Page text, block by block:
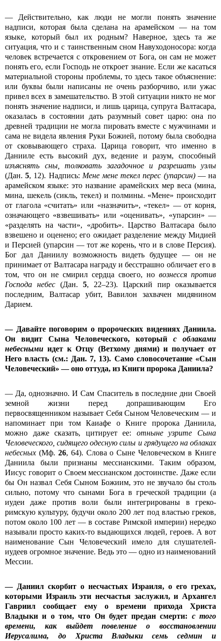
— Действительно, как люди не могли понять значение
надписи, которая была сделана на арамейском — на том
языке, который был их родным? Наверное, здесь та же
ситуация, что и с таинственным сном Навуходоносора: когда
человек встречается с откровением от Бога, он сам не может
понять его, если Господь не откроет знание. Если же касаться
материальной стороны проблемы, то здесь такое объяснение:
или буквы были написаны не очень разборчиво, или ужас
привел всех в замешательство. В этой ситуации никто не мог
понять значение надписи, и лишь царица, супруга Валтасара,
оказалась в состоянии дать разумный совет царю: она по
древней традиции не могла пировать вместе с мужчинами и
сама не видела явления Руки Божией, потому была свободна
от сковывающего страха. Царица говорит, что именно в
Данииле есть высокий дух, ведение и разум, способный
изъяснять сны, толковать загадочное и разрешать узлы
(Дан.5, 12). Надпись: Мене мене текел перес (упарсин)— на
арамейском языке: это название арамейских мер веса (мина,
мина, шекель (сикль, текел) и полмины. «Мене» происходит
от глагола «считать» или «назначить», «текел» — от корня,
означающего «взвешивать» или «оценивать», «упарсин» —
«разделять на части», «дробить». Царство Валтасара было
взвешено и оценено; его ожидает разделение между Мидией
и Персией (упарсин — тот же корень, что и в слове Персия).
Бог дал Даниилу возможность видеть будущее — он не
принимает от Валтасара награду и бесстрашно обличает его в
том, что он не смирил сердца своего, но вознесся против
Господа небес (Дан. 5, 22–23). Царский пир оказывается
последним, Валтасар убит, Вавилон захвачен мидянином
Дарием.
— Давайте поговорим о пророческих видениях Даниила.
Он видит Сына Человеческого, который с облаками
небесными идет к Отцу (Ветхому днями) и получает от
Него власть (см.: Дан. 7, 13). Само словосочетание «Сын
Человеческий» — оно оттуда, из Книги пророка Даниила?
— Да, однозначно. И Сам Спаситель в последние дни Своей
земной жизни перед допрашивающим Его
первосвященником называет Себя Сыном Человеческим — и
напоминает при том Каиафе о Книге пророка Даниила,
можно даже сказать, цитирует ее: отныне узрите Сына
Человеческого, сидящего одесную силы и грядущего на облаках
небесных (Мф. 26, 64). Слова о Сыне Человеческом в Книге
Даниила были признаны мессианскими. Таким образом,
Иисус говорит о Своем мессианском достоинстве. Даже если
бы Он назвал Себя Сыном Божиим, это не звучало бы столь
сильно, потому что сынами Бога в греческой традиции (а
иудеи даже против воли были интегрированы в греко-
римскую культуру, будучи около 200 лет под властью греков,
потом около 100 лет — в составе Римской империи) нередко
называли просто каких-то выдающихся людей, героев. А вот
наименование Сын Человеческий имело для слушателей-
иудеев огромное значение. Ведь это — одно из наименований
Мессии.
— Даниил скорбит о несчастьях Израиля, о его грехах,
которыми Израиль эти несчастья заслужил, и Архангел
Гавриил сообщает ему о времени прихода Христа
Владыки и о том, что Он будет предан смерти: с того
времени, как выйдет повеление о восстановлении
Иерусалима, до Христа Владыки семь седмин и